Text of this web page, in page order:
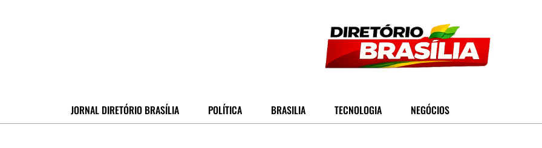
JORNAL DIRETÓRIO BRASÍLIA POLÍTICA BRASILIA TECNOLOGIA NEGÓCIOS